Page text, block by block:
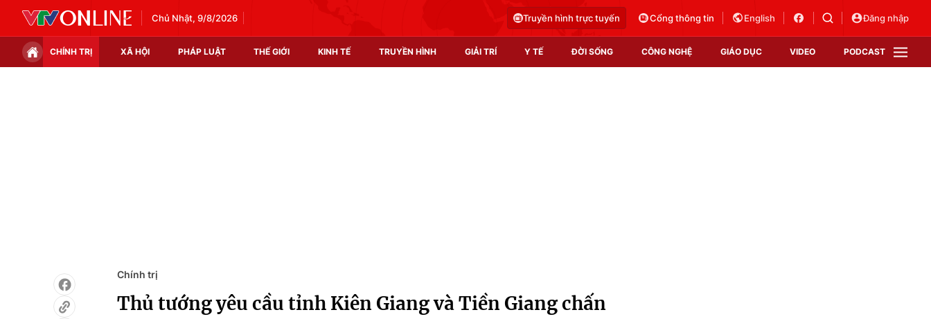
Chủ Nhật, 9/8/2026 Truyền hình trực tuyến Cổng thông tin English Đăng nhập
CHÍNH TRỊ XÃ HỘI PHÁP LUẬT THẾ GIỚI KINH TẾ TRUYỀN HÌNH GIẢI TRÍ Y TẾ ĐỜI SỐNG CÔNG NGHỆ GIÁO DỤC VIDEO PODCAST
Infographic
Chính trị
Thủ tướng yêu cầu tỉnh Kiên Giang và Tiền Giang chấn